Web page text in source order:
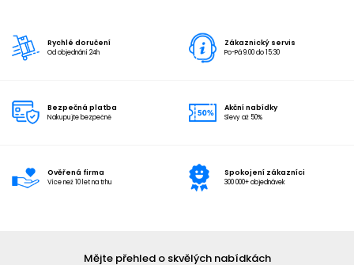
Rychlé doručení
Od objednání 24h
Zákaznický servis
Po-Pá 9:00 do 15:30
Bezpečná platba
Nakupujte bezpečně
Akční nabídky
Slevy až 50%
Ověřená firma
Více než 10 let na trhu
Spokojení zákazníci
300 000+ objednávek
Mějte přehled o skvělých nabídkách